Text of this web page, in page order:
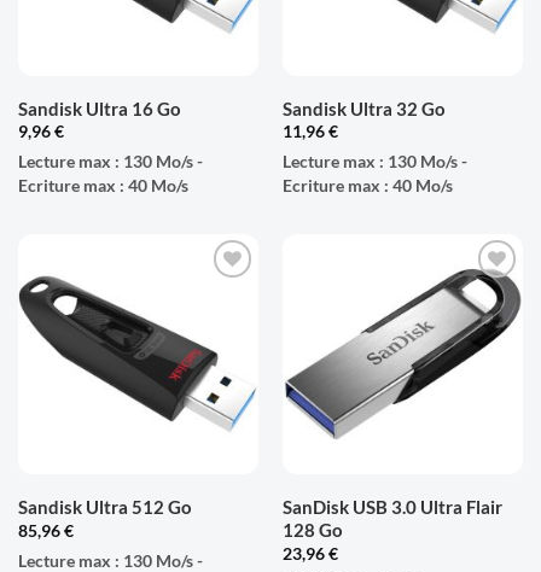
Sandisk Ultra 16 Go
9,96€
Lecture max : 130 Mo/s -
Ecriture max : 40 Mo/s
Sandisk Ultra 32 Go
11,96€
Lecture max : 130 Mo/s -
Ecriture max : 40 Mo/s
LISTE
D'ENVIES
Sandisk Ultra 512 Go
85,96€
Lecture max : 130 Mo/s -
AJOUTER
À LA
LISTE
D'ENVIES
SanDisk USB 3.0 Ultra Flair
128 Go
23,96€